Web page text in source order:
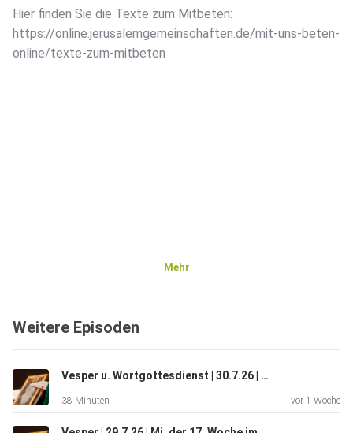
Hier finden Sie die Texte zum Mitbeten:
https://online.jerusalemgemeinschaften.de/mit-uns-beten-
online/texte-zum-mitbeten
Mehr
Weitere Episoden
Vesper u. Wortgottesdienst | 30.7.26 | Do. 17. Wo im JK | Jerusalemgemeinschaften
38 Minuten vor 1 Woche